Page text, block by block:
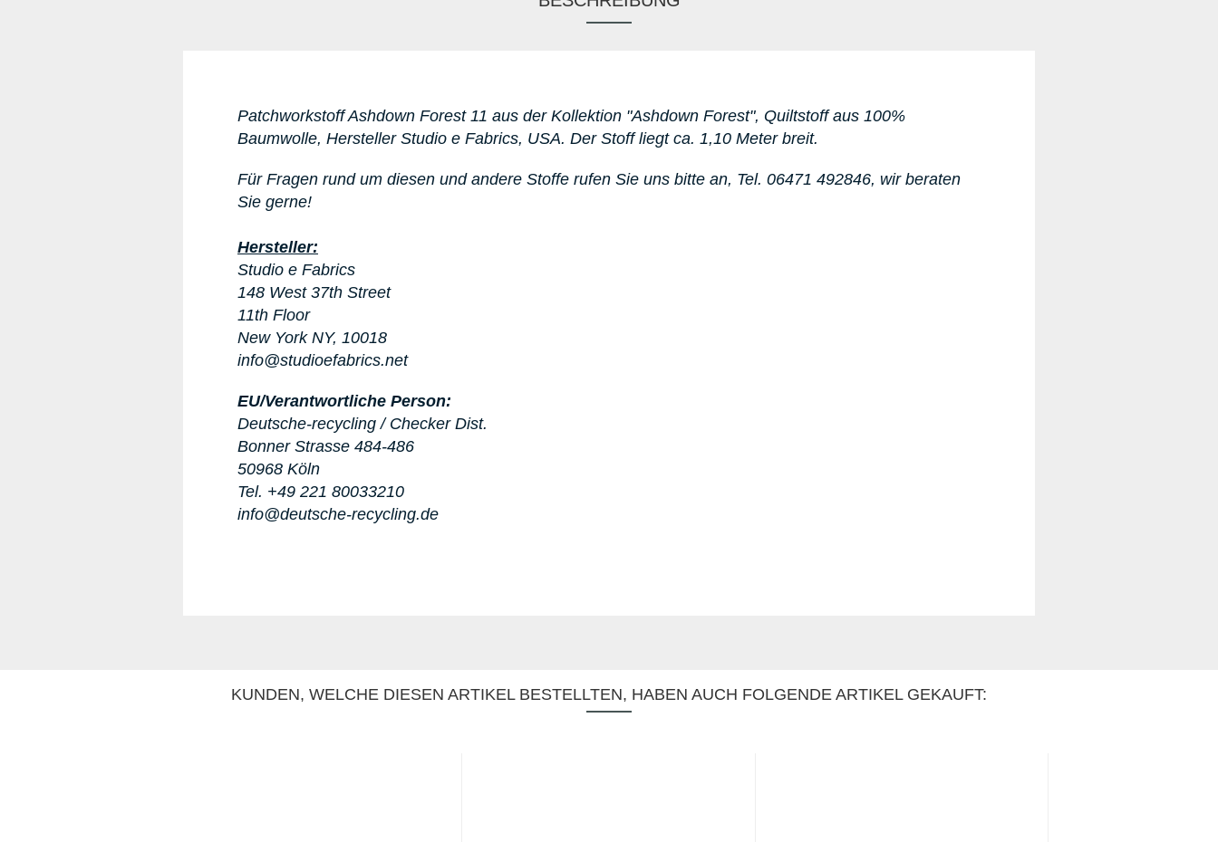
Patchworkstoff Ashdown Forest 11 aus der Kollektion "Ashdown Forest", Quiltstoff aus 100%
Baumwolle, Hersteller Studio e Fabrics, USA. Der Stoff liegt ca. 1,10 Meter breit.
Für Fragen rund um diesen und andere Stoffe rufen Sie uns bitte an, Tel. 06471 492846, wir beraten
Sie gerne!
Hersteller:
Studio e Fabrics
148 West 37th Street
11th Floor
New York NY, 10018
info@studioefabrics.net
EU/Verantwortliche Person:
Deutsche-recycling / Checker Dist.
Bonner Strasse 484-486
50968 Köln
Tel. +49 221 80033210
info@deutsche-recycling.de
KUNDEN, WELCHE DIESEN ARTIKEL BESTELLTEN, HABEN AUCH FOLGENDE ARTIKEL GEKAUFT: